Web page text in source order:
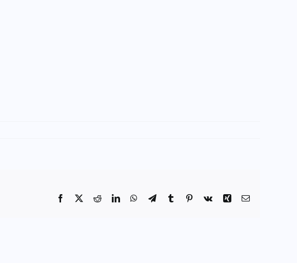
Facebook RedditLinkedInWhatsApp
TelegramTumblr Pinterest
Vk Xing Email: